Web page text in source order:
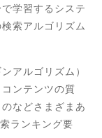
学習するシステ
索アルゴリズム
アルゴリズム）
ンテンツの質
などさまざまあ
ランキング要